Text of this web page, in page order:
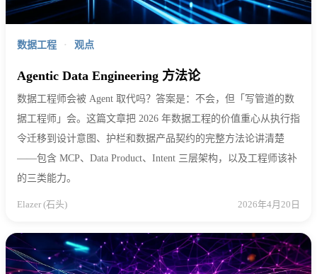
数据工程 · 观点
Agentic Data Engineering 方法论
数据工程师会被 Agent 取代吗？答案是：不会，但「写管道的数
据工程师」会。这篇文章把 2026 年数据工程的价值重心从执行指
令迁移到设计意图、护栏和数据产品契约的完整方法论讲清楚
——包含 MCP、Data Product、Intent 三层架构，以及工程师该补
的三类能力。
Elazer (石头) 2026年4月20日